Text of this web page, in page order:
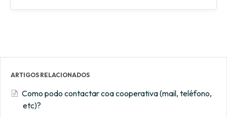
ARTIGOS RELACIONADOS
Como podo contactar coa cooperativa (mail, teléfono,
etc)?